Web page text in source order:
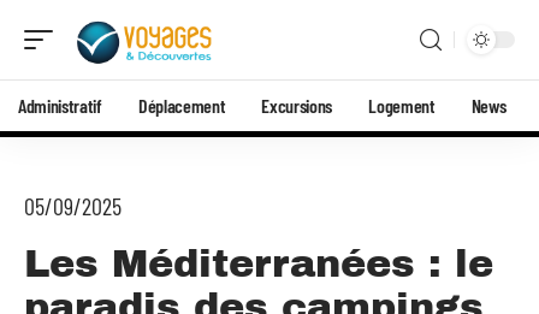
Administratif Déplacement Excursions Logement News
05/09/2025
Les Méditerranées : le